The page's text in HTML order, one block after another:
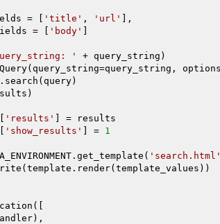
= [
'title' , 'url'
],
= [
'body'
'
+ query_string)
'results'
] = results
'show_results' ] = 1
JINJA_ENVIRONMENT.get_template(
'search.html'